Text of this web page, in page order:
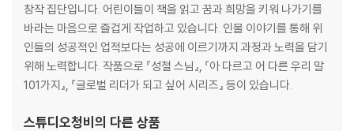
창작 집단입니다. 어린이들이 책을 읽고 꿈과 희망을 키워 나가기를
바라는 마음으로 즐겁게 작업하고 있습니다. 인물 이야기를 통해 위
인들의 성공적인 업적보다는 성공에 이르기까지 과정과 노력을 담기
위해 노력합니다. 작품으로 『성철 스님』, 『아 다르고 어 다른 우리 말
101가지』, 『글로벌 리더가 되고 싶어 시리즈』 등이 있습니다.
스튜디오청비 의 다른 상품